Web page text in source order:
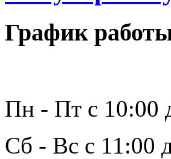
График
Пн - Пт с 10:00
Сб - Вс с 11:00